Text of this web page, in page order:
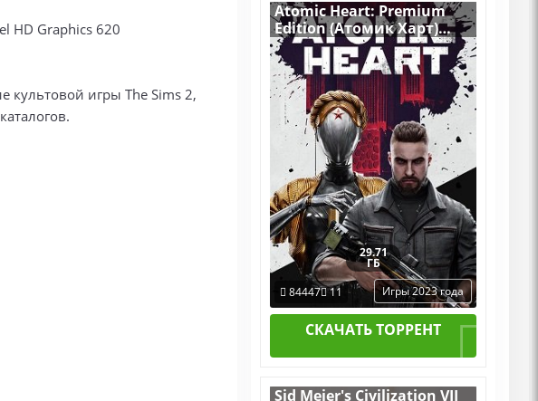
HD Graphics 620
культовой игры The Sims 2,
Atomic Heart: Premium
Edition (Атомик Харт)
v.DEV Build [RUS|ENG]
(2023) PC RePack by R.G.
Механики + все
Дополнения
29.71
ГБ
84447 11 Игры 2023 года
СКАЧАТЬ ТОРРЕНТ
Sid Meier's Civilization VII